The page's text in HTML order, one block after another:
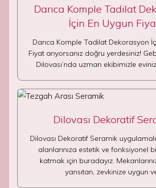
Darıca Komple Tadilat
İçin En Uygun
Darıca Komple Tadilat Dekorasyon
Fiyat arıyorsanız doğru yerdesiniz!
Dilovası’nda uzman ekibimizle
Dilovası Dekoratif
Dilovası Dekoratif Seramik
alanlarınıza estetik ve fonksiyonel
katmak için buradayız.
yansıtan, zevkinize uygun